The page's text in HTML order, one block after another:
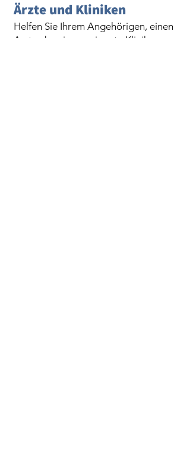
Ärzte und Kliniken
Helfen Sie Ihrem Angehörigen, einen
Arzt oder eine geeignete Klinik zu